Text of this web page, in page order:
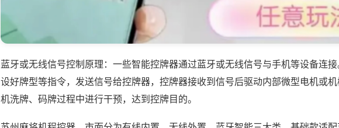
蓝牙或无线信号控制原理：一些智能控牌器通过蓝牙或无线信号与手机等设备连
设好牌型等指令，发送信号给控牌器，控牌器接收到信号后驱动内部微型电机或
机洗牌、码牌过程中进行干预，达到控牌目的。